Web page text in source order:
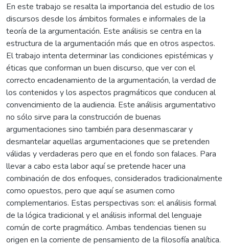
En este trabajo se resalta la importancia del estudio de los
discursos desde los ámbitos formales e informales de la
teoría de la argumentación. Este análisis se centra en la
estructura de la argumentación más que en otros aspectos.
El trabajo intenta determinar las condiciones epistémicas y
éticas que conforman un buen discurso, que ver con el
correcto encadenamiento de la argumentación, la verdad de
los contenidos y los aspectos pragmáticos que conducen al
convencimiento de la audiencia. Este análisis argumentativo
no sólo sirve para la construcción de buenas
argumentaciones sino también para desenmascarar y
desmantelar aquellas argumentaciones que se pretenden
válidas y verdaderas pero que en el fondo son falaces. Para
llevar a cabo esta labor aquí se pretende hacer una
combinación de dos enfoques, considerados tradicionalmente
como opuestos, pero que aquí se asumen como
complementarios. Estas perspectivas son: el análisis formal
de la lógica tradicional y el análisis informal del lenguaje
común de corte pragmático. Ambas tendencias tienen su
origen en la corriente de pensamiento de la filosofía analítica.